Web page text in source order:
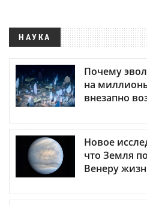
НАУКА
Почему
на
внезапно
Новое
что Земля
Венеру